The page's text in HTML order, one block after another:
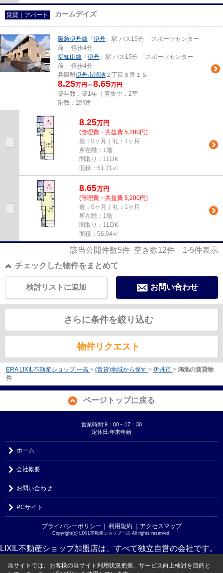
賃貸｜アパート カームデイズ
阪急伊丹線 「 伊丹 」駅 バス15分 「スポーツセンター
前」 停歩4分
福知山線 「 伊丹 」駅 バス15分 「スポーツセンター
前」 停歩4分
兵庫県伊丹市鴻池 ２丁目８番１５
8.25万円～8.65万円
築年数：築1年 ｜募集中： 2室
階数：2階建
8.25万円
(管理費・共益費 5,200円)
敷：0ヶ月｜礼：1ヶ月
所在階：1階
間取り：1LDK
面積：51.71㎡
8.65万円
(管理費・共益費 5,200円)
敷：0ヶ月｜礼：1ヶ月
所在階：1階
間取り：1LDK
面積：56.04㎡
該当公開件数5件 空き数12件 1-5件表示
チェックした物件をまとめて
お問い合わせ
検討リストに追加
さらに条件を絞り込む
物件リクエスト
ERA LIXIL不動産ショップ 一吉 > (賃貸)地域から探す > 伊丹市 > 鴻池の賃貸物
件
ページトップに戻る
営業時間:9：00～17：30
定休日:年末年始
ホーム
会社概要
お問い合わせ
PCサイト
プライバシーポリシー ｜ 利用規約 ｜アクセスマップ
Copyright(c) LIXIL不動産ショップ一吉 All rights reserved.
LIXIL不動産ショップ加盟店は、すべて独立自営の会社です。
当サイトでは、お客様の当サイト利用状況把握、サービス向上検討を目的と